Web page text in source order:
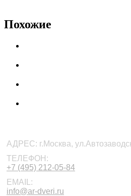
Похожие
АДРЕС: г.Москва,
ТЕЛЕФОН:
+7 (495) 212-05-84
EMAIL:
info@ar-dveri.ru